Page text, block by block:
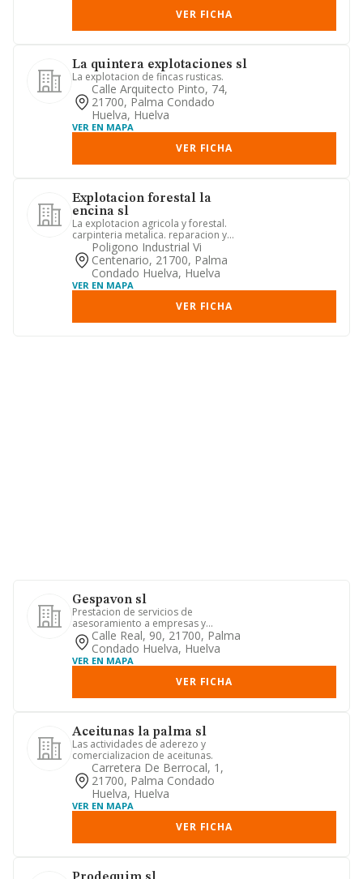
VER FICHA
La quintera explotaciones sl
La explotacion de fincas rusticas.
Calle Arquitecto Pinto, 74,
21700, Palma Condado
Huelva, Huelva
VER EN MAPA
VER FICHA
Explotacion forestal la
encina sl
La explotacion agricola y forestal.
carpinteria metalica. reparacion y
mantenimiento de maquinaria ...
Poligono Industrial Vi
Centenario, 21700, Palma
Condado Huelva, Huelva
VER EN MAPA
VER FICHA
Gespavon sl
Prestacion de servicios de
asesoramiento a empresas y
particulares, en su mas amplio sentido
juridi...
Calle Real, 90, 21700, Palma
Condado Huelva, Huelva
VER EN MAPA
VER FICHA
Aceitunas la palma sl
Las actividades de aderezo y
comercializacion de aceitunas.
Carretera De Berrocal, 1,
21700, Palma Condado
Huelva, Huelva
VER EN MAPA
VER FICHA